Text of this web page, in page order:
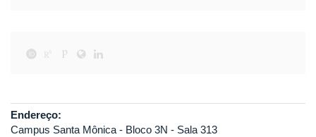
Endereço:
Campus Santa Mônica - Bloco 3N - Sala 313